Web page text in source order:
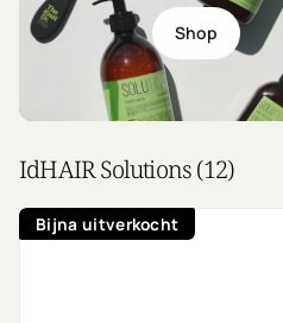
Shop
IdHAIR Solutions (12)
Bijna uitverkocht